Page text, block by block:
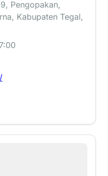
Pengopakan,
Kabupaten Tegal,